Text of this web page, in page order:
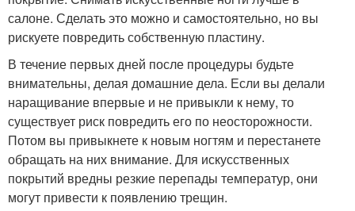
салоне. Сделать это можно и самостоятельно, но вы
рискуете повредить собственную пластину.
В течение первых дней после процедуры будьте
внимательны, делая домашние дела. Если вы делали
наращивание впервые и не привыкли к нему, то
существует риск повредить его по неосторожности.
Потом вы привыкнете к новым ногтям и перестанете
обращать на них внимание. Для искусственных
покрытий вредны резкие перепады температур, они
могут привести к появлению трещин.